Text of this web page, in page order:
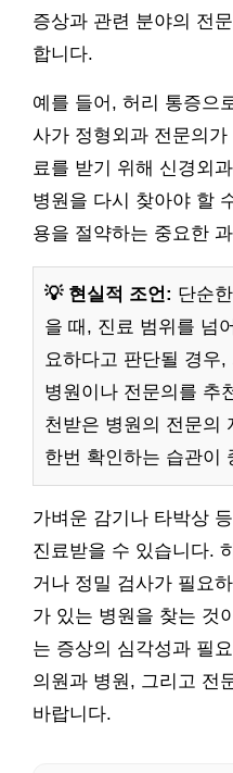
증상과 관련 분야의 전
합니다.
예를 들어, 허리 통증으
사가 정형외과 전문의
료를 받기 위해 신경외
병원을 다시 찾아야 할
용을 절약하는 중요한
💡 현실적 조언: 단순
을 때, 진료 범위를 넘
요하다고 판단될 경우
병원이나 전문의를 추
천받은 병원의 전문의
한번 확인하는 습관이
가벼운 감기나 타박상
진료받을 수 있습니다.
거나 정밀 검사가 필요
가 있는 병원을 찾는 것
는 증상의 심각성과 필
의원과 병원, 그리고 전
바랍니다.